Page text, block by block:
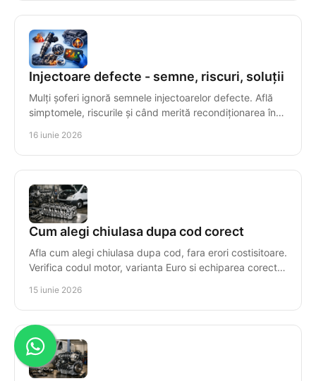
Injectoare defecte - semne, riscuri, soluții
Mulți șoferi ignoră semnele injectoarelor defecte. Află
simptomele, riscurile și când merită recondiționarea în
16 iunie 2026
Cum alegi chiulasa dupa cod corect
Afla cum alegi chiulasa dupa cod, fara erori costisitoare.
Verifica codul motor, varianta Euro si echiparea corecta
15 iunie 2026